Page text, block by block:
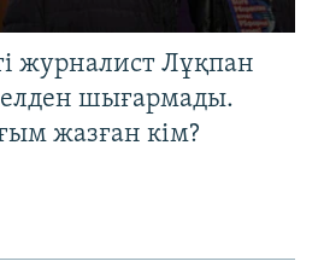
журналист Лұқпан
шығармады.
жазған кім?